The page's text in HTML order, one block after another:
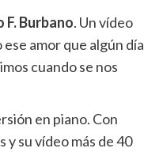
F. Burbano. Un vídeo
amor que algún día
cuando se nos
en piano. Con
y su vídeo más de 40